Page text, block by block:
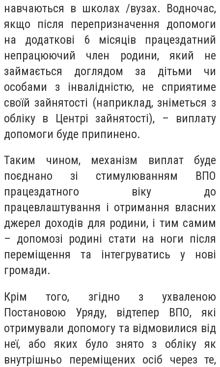
навчаються в школах /вузах. Водночас,
якщо після перепризначення допомоги
на додаткові 6 місяців працездатний
непрацюючий член родини, який не
займається доглядом за дітьми чи
особами з інвалідністю, не сприятиме
своїй зайнятості (наприклад, зніметься з
обліку в Центрі зайнятості), – виплату
допомоги буде припинено.
Таким чином, механізм виплат буде
поєднано зі стимулюванням ВПО
працездатного віку до
працевлаштування і отримання власних
джерел доходів для родини, і тим самим
– допомозі родині стати на ноги після
переміщення та інтегруватись у нові
громади.
Крім того, згідно з ухваленою
Постановою Уряду, відтепер ВПО, які
отримували допомогу та відмовилися від
неї, або яких було знято з обліку як
внутрішньо переміщених осіб через те,